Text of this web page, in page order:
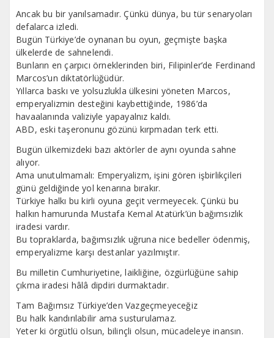
Ancak bu bir yanılsamadır. Çünkü dünya, bu tür senaryoları
defalarca izledi.
Bugün Türkiye’de oynanan bu oyun, geçmişte başka
ülkelerde de sahnelendi.
Bunların en çarpıcı örneklerinden biri, Filipinler’de Ferdinand
Marcos’un diktatörlüğüdür.
Yıllarca baskı ve yolsuzlukla ülkesini yöneten Marcos,
emperyalizmin desteğini kaybettiğinde, 1986’da
havaalanında valiziyle yapayalnız kaldı.
ABD, eski taşeronunu gözünü kırpmadan terk etti.
Bugün ülkemizdeki bazı aktörler de aynı oyunda sahne
alıyor.
Ama unutulmamalı: Emperyalizm, işini gören işbirlikçileri
günü geldiğinde yol kenarına bırakır.
Türkiye halkı bu kirli oyuna geçit vermeyecek. Çünkü bu
halkın hamurunda Mustafa Kemal Atatürk’ün bağımsızlık
iradesi vardır.
Bu topraklarda, bağımsızlık uğruna nice bedeller ödenmiş,
emperyalizme karşı destanlar yazılmıştır.
Bu milletin Cumhuriyetine, laikliğine, özgürlüğüne sahip
çıkma iradesi hâlâ dipdiri durmaktadır.
Tam Bağımsız Türkiye’den Vazgeçmeyeceğiz
Bu halk kandırılabilir ama susturulamaz.
Yeter ki örgütlü olsun, bilinçli olsun, mücadeleye inansın.